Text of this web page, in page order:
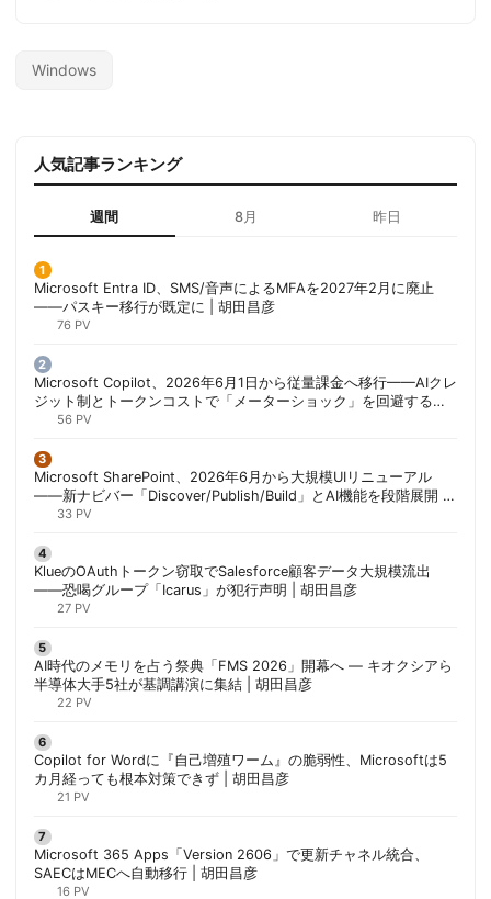
Windows
人気記事ランキング
週間 8月 昨日
Microsoft Entra ID、SMS/音声によるMFAを2027年2月に廃止
——パスキー移行が既定に | 胡田昌彦
76 PV
Microsoft Copilot、2026年6月1日から従量課金へ移行——AIクレ
ジット制とトークンコストで「メーターショック」を回避する方
法 | 胡田昌彦
56 PV
Microsoft SharePoint、2026年6月から大規模UIリニューアル
——新ナビバー「Discover/Publish/Build」とAI機能を段階展開 |
胡田昌彦
33 PV
KlueのOAuthトークン窃取でSalesforce顧客データ大規模流出
——恐喝グループ「Icarus」が犯行声明 | 胡田昌彦
27 PV
AI時代のメモリを占う祭典「FMS 2026」開幕へ ― キオクシアら
半導体大手5社が基調講演に集結 | 胡田昌彦
22 PV
Copilot for Wordに『自己増殖ワーム』の脆弱性、Microsoftは5
カ月経っても根本対策できず | 胡田昌彦
21 PV
Microsoft 365 Apps「Version 2606」で更新チャネル統合、
SAECはMECへ自動移行 | 胡田昌彦
16 PV